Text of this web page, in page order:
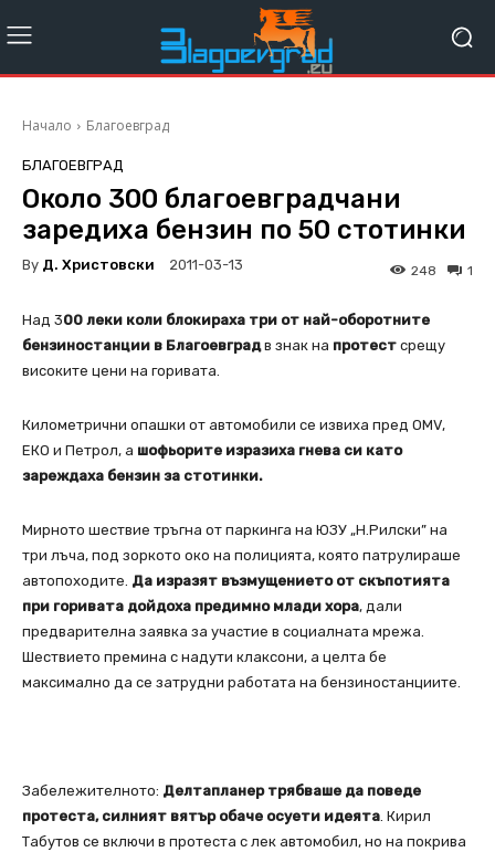
Начало Благоевград
БЛАГОЕВГРАД
Около 300 благоевградчани
заредиха бензин по 50 стотинки
By Д. Христовски 2011-03-13 1
248
Над 300 леки коли блокираха три от най-оборотните
бензиностанции в Благоевградв знак на протест срещу
високите цени на горивата.
Километрични опашки от автомобили се извиха пред OMV,
ЕКО и Петрол, а шофьорите изразиха гнева си като
зареждаха бензин за стотинки.
Мирното шествие тръгна от паркинга на ЮЗУ „Н.Рилски” на
три лъча, под зоркото око на полицията, която патрулираше
автопоходите. Да изразят възмущението от скъпотията
при горивата дойдоха предимно млади хора, дали
предварителна заявка за участие в социалната мрежа.
Шествието премина с надути клаксони, а целта бе
максимално да се затрудни работата на бензиностанциите.
Забележителното: Делтапланер трябваше да поведе
протеста, силният вятър обаче осуети идеята. Кирил
Табутов се включи в протеста с лек автомобил, но на покрива